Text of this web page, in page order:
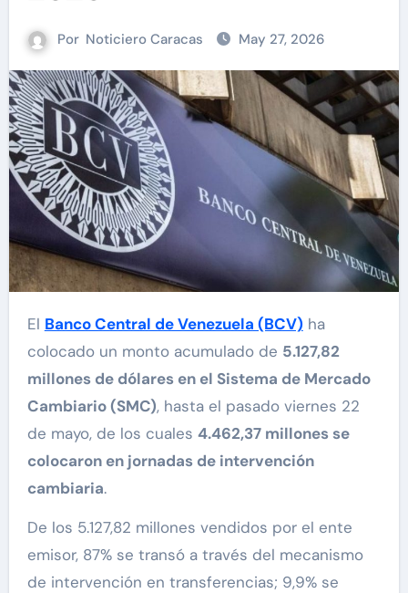
Por Noticiero Caracas May 27, 2026
El Banco Central de Venezuela (BCV) ha
colocado un monto acumulado de 5.127,82
millones de dólares en el Sistema de Mercado
Cambiario (SMC), hasta el pasado viernes 22
de mayo, de los cuales 4.462,37 millones se
colocaron en jornadas de intervención
cambiaria.
De los 5.127,82 millones vendidos por el ente
emisor, 87% se transó a través del mecanismo
de intervención en transferencias; 9,9% se